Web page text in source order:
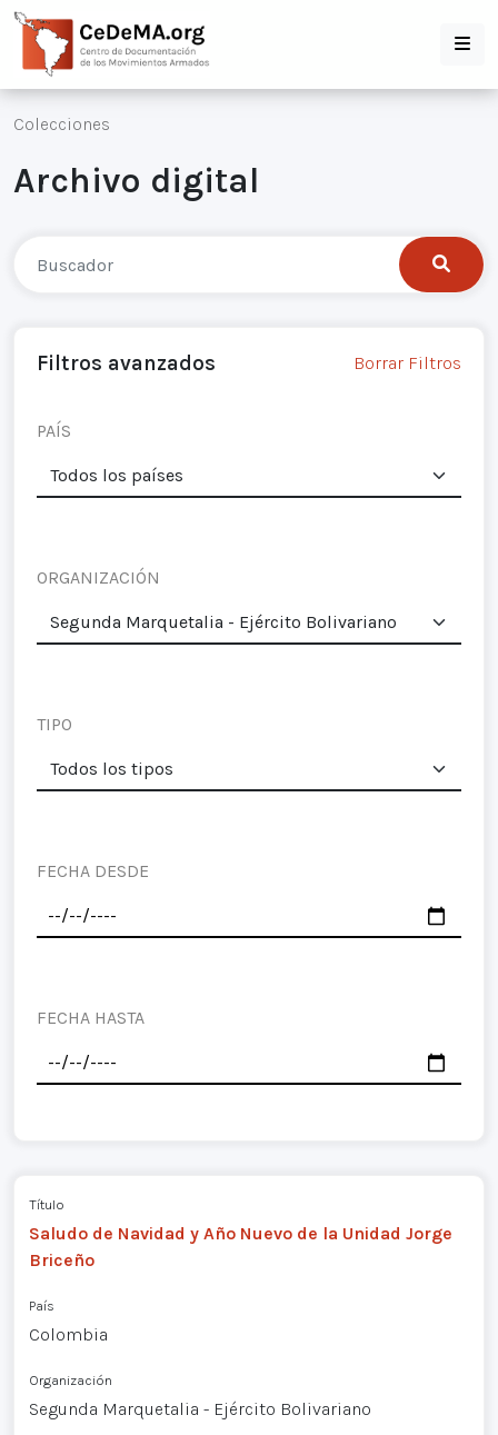
Colecciones
Archivo digital
Filtros avanzados Borrar Filtros
PAÍS
ORGANIZACIÓN
TIPO
FECHA DESDE
FECHA HASTA
Título
Saludo de Navidad y Año Nuevo de la Unidad Jorge
Briceño
País
Colombia
Organización
Segunda Marquetalia - Ejército Bolivariano